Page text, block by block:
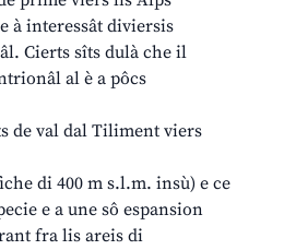
à interessât diviersis
Cierts sîts dulà che il
al è a pôcs
de val dal Tiliment viers
di 400 m s.l.m. insù) e ce
e a une sô espansion
fra lis areis di